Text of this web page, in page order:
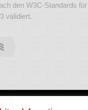
den W3C-Standards für
validiert.
Impressum